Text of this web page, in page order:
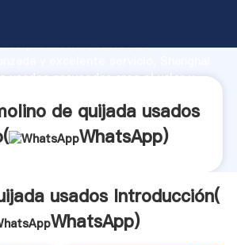
de producción, fuerza de
usados proveedor crea el valor y
de quijada usados
WhatsApp)
usados Introducción(
WhatsApp)